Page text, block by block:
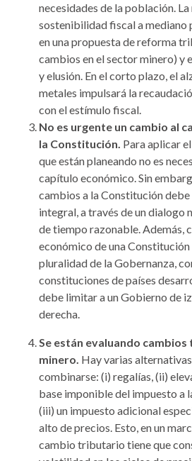
necesidades de la población.
sostenibilidad fiscal a mediano
en una propuesta de reforma
cambios en el sector minero) y
y elusión. En el corto plazo, el
metales impulsará la
con el estímulo fiscal.
No es urgente un cambio al
la Constitución. Para aplicar
que están planeando no es
capítulo económico. Sin
cambios a la Constitución debe
integral, a través de un dialogo
de tiempo razonable. Además,
económico de una
pluralidad de la Gobernanza,
constituciones de países
debe limitar a un Gobierno de
derecha.
Se están evaluando
minero. Hay varias
combinarse: (i) regalías, (ii)
base imponible del impuesto a
(iii) un impuesto adicional
alto de precios. Esto, en un
cambio tributario tiene que